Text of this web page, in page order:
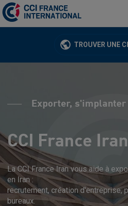
TROUVER UNE
Exporter, s'implanter
CCI France Iran
La CCI France Iran vous aide à
en Iran :
recrutement, création d'entreprise,
bureaux.